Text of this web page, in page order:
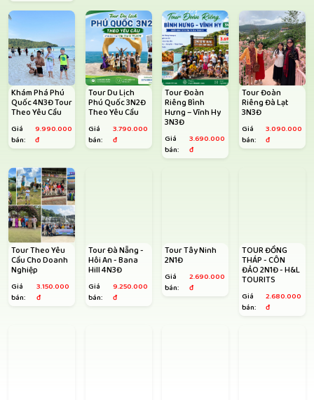
Khám Phá Phú
Quốc 4N3Đ Tour
Theo Yêu Cầu
Giá
bán:
9.990.000
đ
Tour Du Lịch
Phú Quốc 3N2Đ
Theo Yêu Cầu
Giá
bán:
3.790.000
đ
Tour Đoàn
Riêng Bình
Hưng – Vĩnh Hy
3N3Đ
Giá
bán:
3.690.000
đ
Tour Đoàn
Riêng Đà Lạt
3N3Đ
Giá
bán:
3.090.000
đ
Tour Theo Yêu
Cầu Cho Doanh
Nghiệp
Giá
bán:
3.150.000
đ
Tour Đà Nẵng -
Hôi An - Bana
Hill 4N3Đ
Giá
bán:
9.250.000
đ
Tour Tây Ninh
2N1Đ
Giá
bán:
2.690.000
đ
TOUR ĐỒNG
THÁP - CÔN
ĐẢO 2N1Đ - H&L
TOURITS
Giá
bán:
2.680.000
đ